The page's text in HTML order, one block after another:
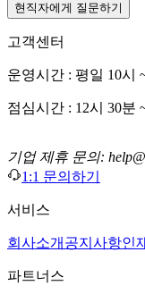
현직자에게 질문하기
고객센터
운영시간 : 평일 10시
점심시간 : 12시 30분
기업 제휴 문의:
1:1 문의하기
서비스
회사소개 공지사항인
파트너스